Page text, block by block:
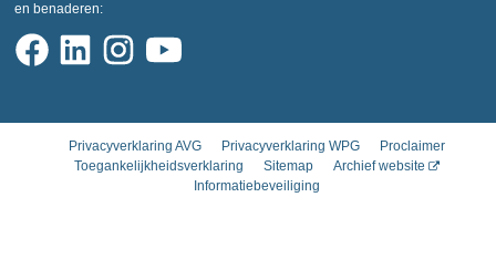
en benaderen:
Privacyverklaring AVG Privacyverklaring WPG
Proclaimer
Toegankelijkheidsverklaring
Sitemap
Archief website
Informatiebeveiliging